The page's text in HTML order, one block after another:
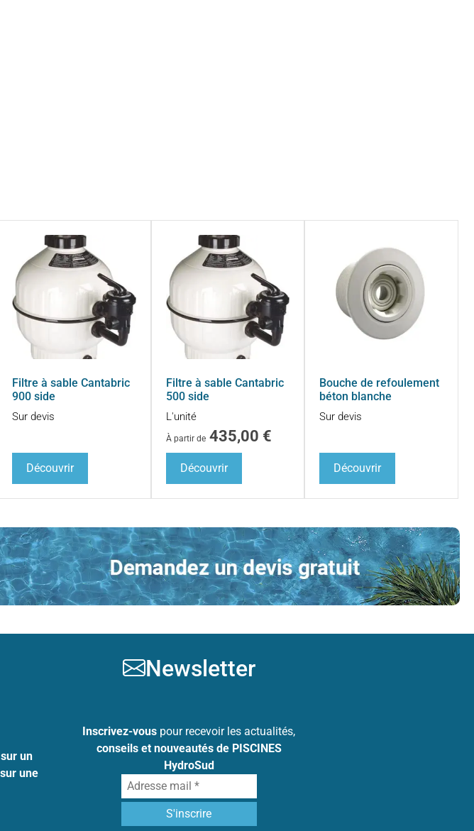
Filtre à sable Cantabric
900 side
Sur devis
Découvrir
Filtre à sable Cantabric
500 side
L'unité
À partir de 435,00 €
Découvrir
Bouche de refoulement
béton blanche
Sur devis
Découvrir
un
une
Newsletter
Inscrivez-vous pour recevoir les actualités,
conseils et nouveautés de PISCINES
HydroSud